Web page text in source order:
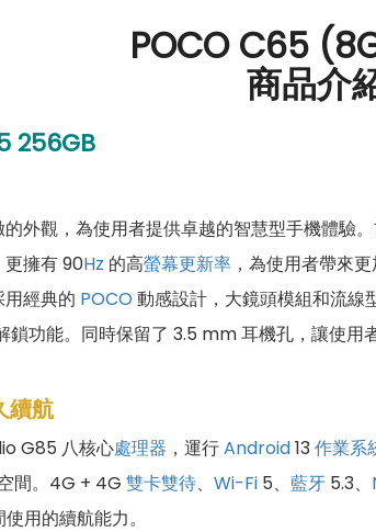
POCO C65
商品介
256GB
外觀，為使用者提供卓越的智慧型手機體驗。
更擁有 90Hz 的高螢幕更新率 ，為使用者帶來
經典的 POCO 動感設計，大鏡頭模組和流線
鎖功能。同時保留了 3.5 mm 耳機孔，讓使用
續航
G85 八核心處理器 ，運行Android13作業系
間。4G + 4G 雙卡雙待、 Wi-Fi 5、 藍牙 5.3、
用的續航能力。